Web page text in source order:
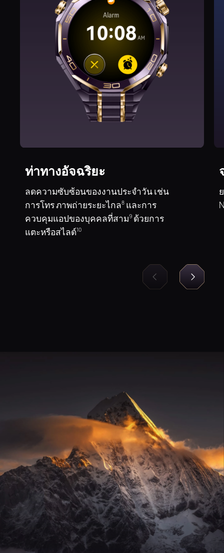
ท่าทางอัจฉริยะ
ลดความซับซ้อนของงานประจําวัน เช่น
การโทร ภาพถ่ายระยะไกล8และการ
ควบคุมแอปของบุคคลที่สาม9ด้วยการ
แตะหรือสไลด์10